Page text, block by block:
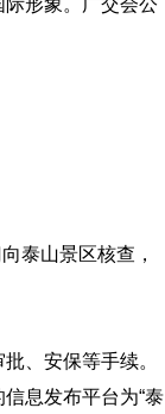
形象。广交会公
泰山景区核查，
、安保等手续。
息发布平台为“泰